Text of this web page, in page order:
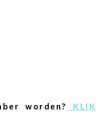
worden?
KLIK